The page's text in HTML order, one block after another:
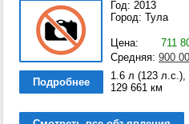
Год: 2013
Город: Тула
Цена: 711
Средняя: 900
Подробнее
1.6 л (123 л.с.),
129 661 км